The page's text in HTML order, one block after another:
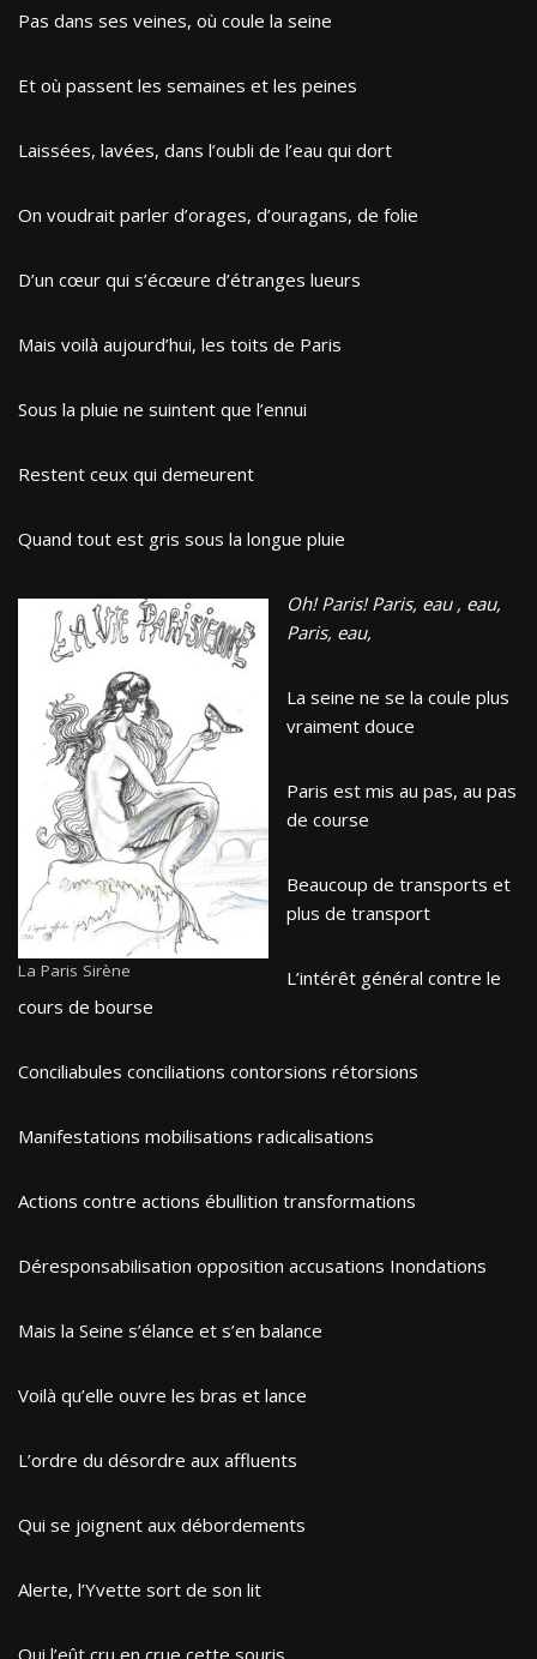
Pas dans ses veines, où coule la seine
Et où passent les semaines et les peines
Laissées, lavées, dans l’oubli de l’eau qui dort
On voudrait parler d’orages, d’ouragans, de folie
D’un cœur qui s’écœure d’étranges lueurs
Mais voilà aujourd’hui, les toits de Paris
Sous la pluie ne suintent que l’ennui
Restent ceux qui demeurent
Quand tout est gris sous la longue pluie
La Paris Sirène
Oh! Paris! Paris, eau , eau,
Paris, eau,
La seine ne se la coule plus
vraiment douce
Paris est mis au pas, au pas
de course
Beaucoup de transports et
plus de transport
L’intérêt général contre le
cours de bourse
Conciliabules conciliations contorsions rétorsions
Manifestations mobilisations radicalisations
Actions contre actions ébullition transformations
Déresponsabilisation opposition accusations Inondations
Mais la Seine s’élance et s’en balance
Voilà qu’elle ouvre les bras et lance
L’ordre du désordre aux affluents
Qui se joignent aux débordements
Alerte, l’Yvette sort de son lit
Qui l’eût cru en crue cette souris